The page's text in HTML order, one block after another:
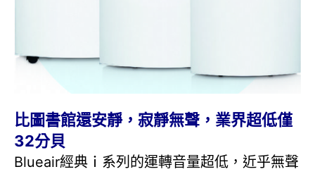
比圖書館還安靜，寂靜無聲，業界超低僅
32分貝
Blueair經典ｉ系列的運轉音量超低，近乎無聲